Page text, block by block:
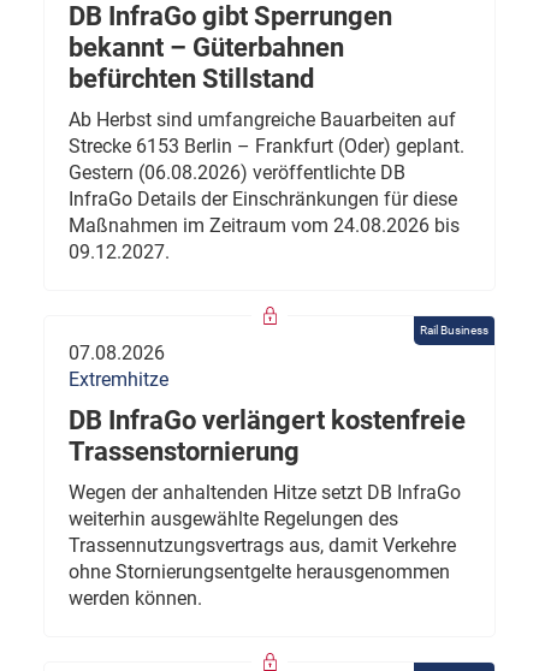
DB InfraGo gibt Sperrungen
bekannt – Güterbahnen
befürchten Stillstand
Ab Herbst sind umfangreiche Bauarbeiten auf
Strecke 6153 Berlin – Frankfurt (Oder) geplant.
Gestern (06.08.2026) veröffentlichte DB
InfraGo Details der Einschränkungen für diese
Maßnahmen im Zeitraum vom 24.08.2026 bis
09.12.2027.
Rail Business
07.08.2026
Extremhitze
DB InfraGo verlängert kostenfreie
Trassenstornierung
Wegen der anhaltenden Hitze setzt DB InfraGo
weiterhin ausgewählte Regelungen des
Trassennutzungsvertrags aus, damit Verkehre
ohne Stornierungsentgelte herausgenommen
werden können.